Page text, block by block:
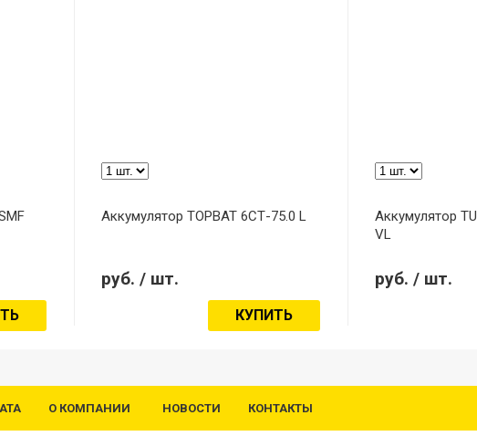
Аккумулятор TOPBAT 6СТ-75.0 L
руб. / шт.
КУПИТЬ
Аккумулятор
VL
руб. / шт.
О КОМПАНИИ НОВОСТИ КОНТАКТЫ